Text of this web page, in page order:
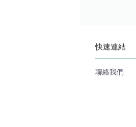
快速連結
聯絡我們